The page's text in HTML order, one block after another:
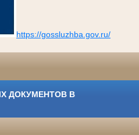
https://gossluzhba.gov.ru/
ДОКУМЕНТОВ В